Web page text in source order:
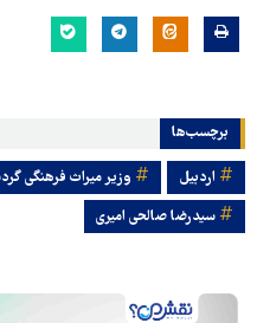
برچسب‌ها
اردبیل
وزیر میراث فرهنگی
سیدرضا صالحی امیری